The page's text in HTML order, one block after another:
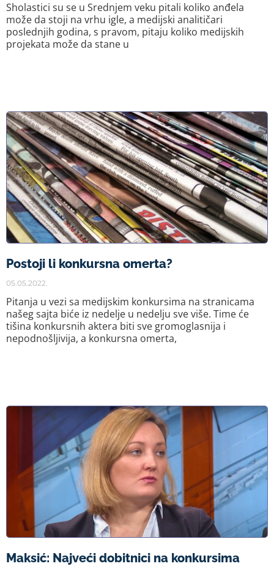
Sholastici su se u Srednjem veku pitali koliko anđela
može da stoji na vrhu igle, a medijski analitičari
poslednjih godina, s pravom, pitaju koliko medijskih
projekata može da stane u
Postoji li konkursna omerta?
05.05.2022.
Pitanja u vezi sa medijskim konkursima na stranicama
našeg sajta biće iz nedelje u nedelju sve više. Time će
tišina konkursnih aktera biti sve gromoglasnija i
nepodnošljivija, a konkursna omerta,
Maksić: Najveći dobitnici na konkursima